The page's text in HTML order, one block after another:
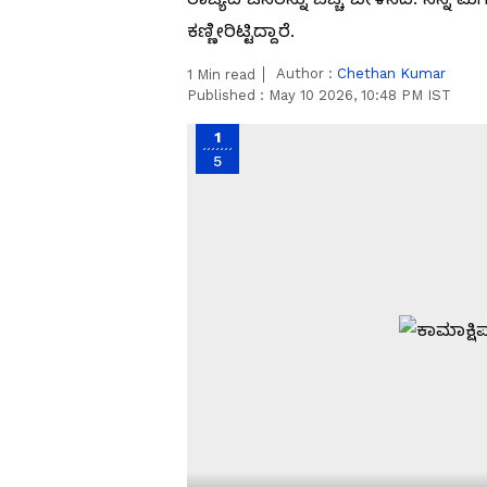
ಕಣ್ಣೀರಿಟ್ಟಿದ್ದಾರೆ.
1 Min read Author : Chethan Kumar
Published : May 10 2026, 10:48 PM IST
1
5